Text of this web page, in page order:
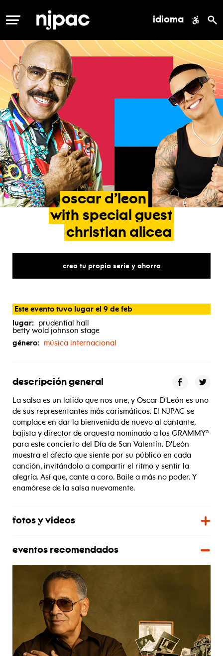
MENÚ idioma
oscar d’leon
with special guest
christian alicea
crea tu propia serie y ahorra
Este evento tuvo lugar el 9 de feb
lugar: prudential hall
betty wold johnson stage
género: música internacional
descripción general
La salsa es un latido que nos une, y Oscar D'León es uno
de sus representantes más carismáticos. El NJPAC se
complace en dar la bienvenida de nuevo al cantante,
bajista y director de orquesta nominado a los GRAMMY®
para este concierto del Día de San Valentín. D'León
muestra el afecto que siente por su público en cada
canción, invitándolo a compartir el ritmo y sentir la
alegría. Así que, cante a coro. Baile a más no poder. Y
enamórese de la salsa nuevamente.
fotos y videos
eventos recomendados